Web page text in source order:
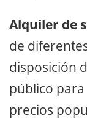
Alquiler de
de
disposición
público
precios